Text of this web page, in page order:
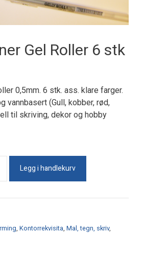
Gel Roller 6 stk
0,5mm. 6 stk. ass. klare farger.
vannbasert (Gull, kobber, rød,
til skriving, dekor og hobby
Glitterpenner
Roller
antall
Legg i handlekurv
Kontorrekvisita Mal, tegn, skriv,